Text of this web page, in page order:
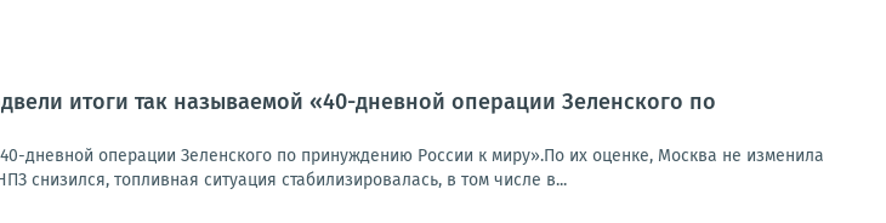
итоги так называемой «40-дневной операции Зеленского по
дневной операции Зеленского по принуждению России к миру».По их оценке, Москва не изменила
снизился, топливная ситуация стабилизировалась, в том числе в...